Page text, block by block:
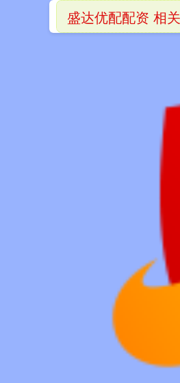
盛达优配配资 相